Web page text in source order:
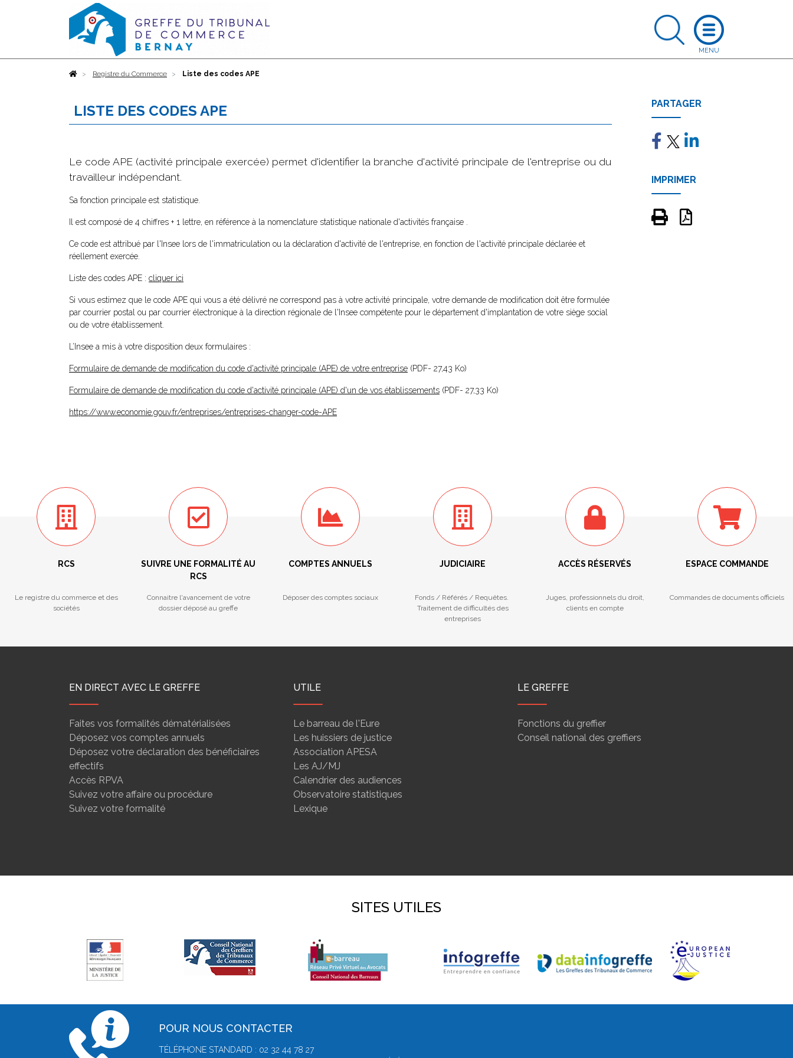
AccueilRegistre du Commerce Liste des codes APE
LISTE DES CODES APE
Le code APE (activité principale exercée) permet d'identifier la branche d'activité principale de l'entreprise ou du
travailleur indépendant.
Sa fonction principale est statistique.
Il est composé de 4 chiffres + 1 lettre, en référence à la nomenclature statistique nationale d'activités française .
Ce code est attribué par l'Insee lors de l'immatriculation ou la déclaration d'activité de l'entreprise, en fonction de l'activité principale déclarée et
réellement exercée.
Liste des codes APE : cliquer ici
Si vous estimez que le code APE qui vous a été délivré ne correspond pas à votre activité principale, votre demande de modification doit être formulée
par courrier postal ou par courrier électronique à la direction régionale de l'Insee compétente pour le département d'implantation de votre siège social
ou de votre établissement.
L’Insee a mis à votre disposition deux formulaires :
Formulaire de demande de modification du code d'activité principale (APE) de votre entreprise (PDF- 27,43 Ko)
Formulaire de demande de modification du code d'activité principale (APE) d'un de vos établissements (PDF- 27,33 Ko)
https://www.economie.gouv.fr/entreprises/entreprises-changer-code-APE
PARTAGER
IMPRIMER
RCS
Le registre du commerce et des
sociétés
SUIVRE UNE FORMALITÉ AU
RCS
Connaitre l'avancement de votre
dossier déposé au greffe
COMPTES ANNUELS
Déposer des comptes sociaux
JUDICIAIRE
Fonds / Référés / Requêtes.
Traitement de difficultés des
entreprises
ACCÈS RÉSERVÉS
Juges, professionnels du droit,
clients en compte
ESPACE COMMANDE
Commandes de documents officiels
EN DIRECT AVEC LE GREFFE
Faites vos formalités dématérialisées
Déposez vos comptes annuels
Déposez votre déclaration des bénéficiaires
effectifs
Accès RPVA
Suivez votre affaire ou procédure
Suivez votre formalité
UTILE
Le barreau de l'Eure
Les huissiers de justice
Association APESA
Les AJ/MJ
Calendrier des audiences
Observatoire statistiques
Lexique
LE GREFFE
Fonctions du greffier
Conseil national des greffiers
SITES UTILES
POUR NOUS CONTACTER
TÉLÉPHONE STANDARD : 02 32 44 78 27